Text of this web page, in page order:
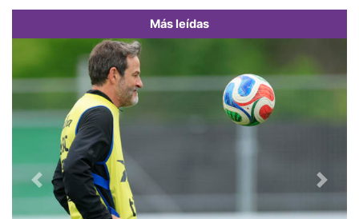
Más leídas
Previous Next